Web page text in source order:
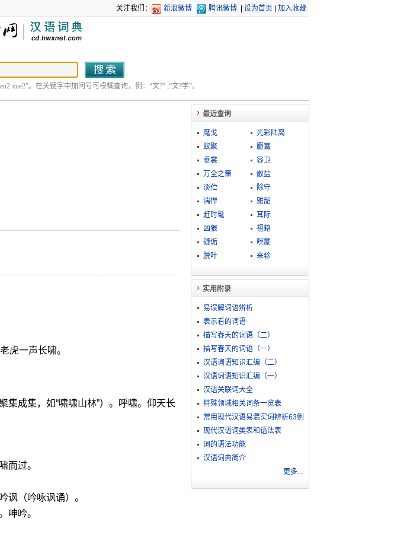
关注我们： 新浪微博 腾讯微博 设为首页 加入收藏
xue2”。在关键字中加问号可模糊查询，例：“文?” ;“文?学”。
虎一声长啸。
成集，如“啸啸山林”）。呼啸。仰天长
而过。
（吟咏讽诵）。
呻吟。
最近查询
麾戈
光彩陆离
蚁聚
麝篝
垂裳
容卫
万全之策
散盐
淡伫
除守
湍悍
雅韶
赶时髦
耳际
凶狠
祖籍
疑诟
暝蒙
脱叶
来轸
实用附录
易误解词语辨析
表示看的词语
描写春天的词语（二）
描写春天的词语（一）
汉语词语知识汇编（二）
汉语词语知识汇编（一）
汉语关联词大全
特殊领域相关词条一览表
常用现代汉语易混实词辨析63例
现代汉语词类表和语法表
词的语法功能
汉语词典简介
更多...